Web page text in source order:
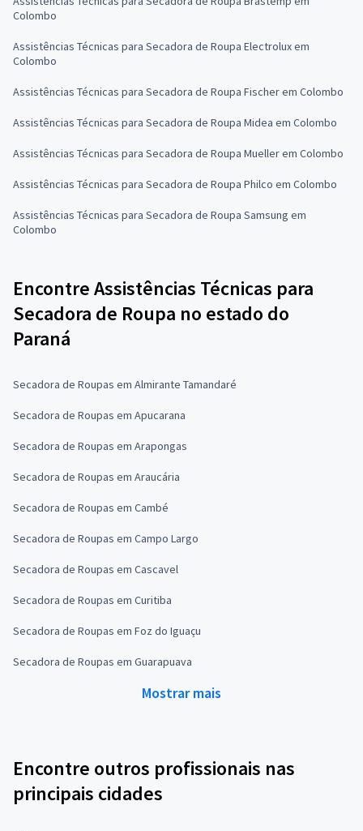
Colombo
Assistências Técnicas para Secadora de Roupa Electrolux em
Colombo
Assistências Técnicas para Secadora de Roupa Fischer em Colombo
Assistências Técnicas para Secadora de Roupa Midea em Colombo
Assistências Técnicas para Secadora de Roupa Mueller em Colombo
Assistências Técnicas para Secadora de Roupa Philco em Colombo
Assistências Técnicas para Secadora de Roupa Samsung em
Colombo
Encontre Assistências Técnicas para
Secadora de Roupa no estado do
Paraná
Secadora de Roupas em Almirante Tamandaré
Secadora de Roupas em Apucarana
Secadora de Roupas em Arapongas
Secadora de Roupas em Araucária
Secadora de Roupas em Cambé
Secadora de Roupas em Campo Largo
Secadora de Roupas em Cascavel
Secadora de Roupas em Curitiba
Secadora de Roupas em Foz do Iguaçu
Secadora de Roupas em Guarapuava
Mostrar mais
Encontre outros profissionais nas
principais cidades